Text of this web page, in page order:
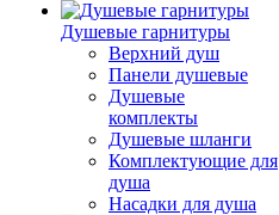
Душевые гарнитуры
Верхний душ
Панели душевые
Душевые
комплекты
Душевые шланги
Комплектующие для
душа
Насадки для душа